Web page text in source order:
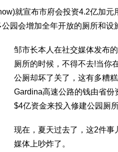
就宣布市府会投资4.2亿加元
园会增加全年开放的厕所和设
邹市长本人在社交媒体发布
厕所的时候，不得不去!当你
公厕却坏了关了，这有多糟
Gardina高速公路的钱由省份
$4亿资金来投入修建公园厕
现在，夏天过去了，这2件事
媒体上吵炸了。